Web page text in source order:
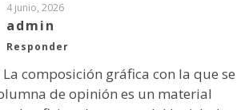
4 junio, 2026
admin
Responder
La composición gráfica con la que se
de opinión es un material